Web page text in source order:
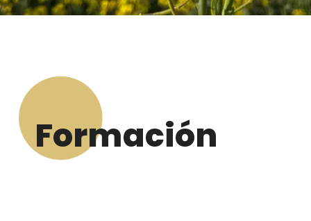
Formación